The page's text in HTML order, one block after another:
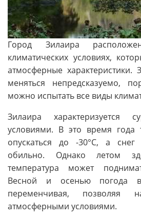
Город Зилаира
климатических условиях,
атмосферные характеристики.
меняться непредсказуемо,
можно испытать все виды
Зилаира характеризуется
условиями. В это время года
опускаться до -30°C, а
обильно. Однако летом
температура может
Весной и осенью погода
переменчивая, позволяя
атмосферными условиями.